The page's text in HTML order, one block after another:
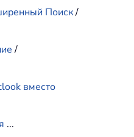
Поиск/
/
вместо
...